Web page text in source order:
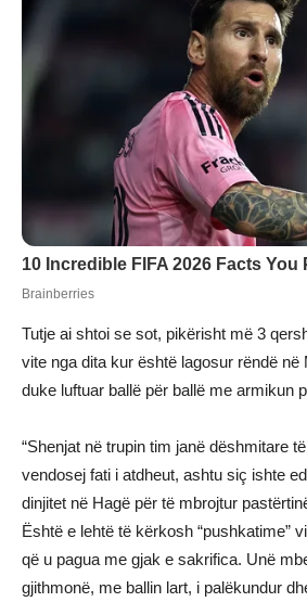
Tutje ai shtoi se sot, pikërisht më 3
vite nga dita kur është lagosur rëndë në
duke luftuar ballë për ballë me armikun
“Shenjat në trupin tim janë dëshmitare
vendosej fati i atdheut, ashtu siç ishte
dinjitet në Hagë për të mbrojtur
Është e lehtë të kërkosh “pushkatime”
që u pagua me gjak e sakrifica. Unë
gjithmonë, me ballin lart, i palëkundur